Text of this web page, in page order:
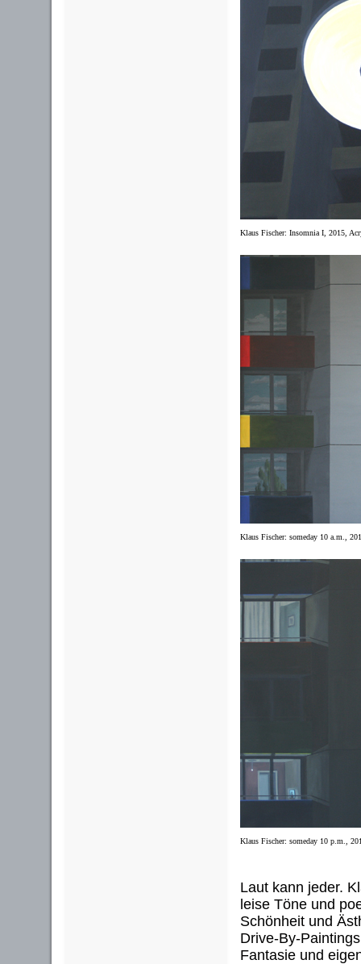
Klaus Fischer: Insomnia I, 2015,
Klaus Fischer: someday 10 a.m.,
Klaus Fischer: someday 10 p.m.,
Laut kann jeder.
leise Töne und
Schönheit und
Drive-By-
Fantasie und